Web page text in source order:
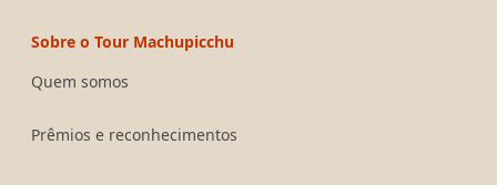
Sobre o Tour Machupicchu
Quem somos
Prêmios e reconhecimentos